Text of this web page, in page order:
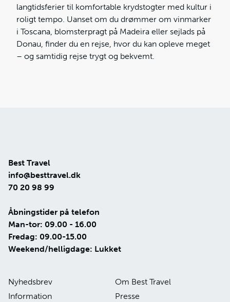
langtidsferier til komfortable krydstogter med kultur i
roligt tempo. Uanset om du drømmer om vinmarker
i Toscana, blomsterpragt på Madeira eller sejlads på
Donau, finder du en rejse, hvor du kan opleve meget
– og samtidig rejse trygt og bekvemt.
Best Travel
info@besttravel.dk
70 20 98 99
Åbningstider på telefon
Man-tor: 09.00 - 16.00
Fredag: 09.00-15.00
Weekend/helligdage: Lukket
Nyhedsbrev
Om Best Travel
Information
Presse